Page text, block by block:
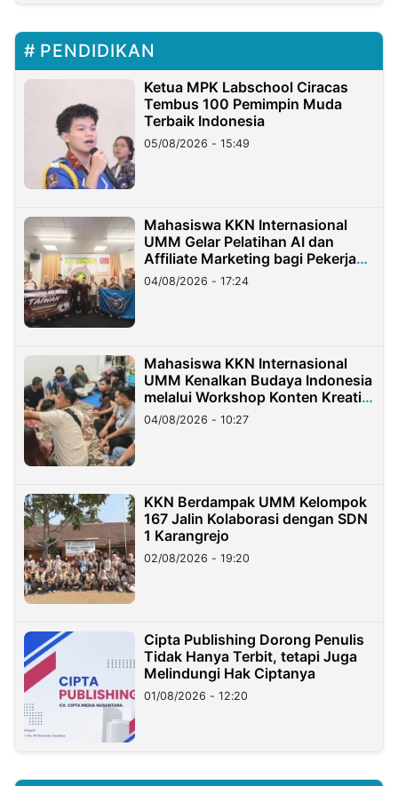
PENDIDIKAN
Ketua MPK Labschool Ciracas
Tembus 100 Pemimpin Muda
Terbaik Indonesia
05/08/2026 - 15:49
Mahasiswa KKN Internasional
UMM Gelar Pelatihan AI dan
Affiliate Marketing bagi Pekerja
Migran Indonesia di Taiwan
04/08/2026 - 17:24
Mahasiswa KKN Internasional
UMM Kenalkan Budaya Indonesia
melalui Workshop Konten Kreatif
di Taiwan
04/08/2026 - 10:27
KKN Berdampak UMM Kelompok
167 Jalin Kolaborasi dengan SDN
1 Karangrejo
02/08/2026 - 19:20
Cipta Publishing Dorong Penulis
Tidak Hanya Terbit, tetapi Juga
Melindungi Hak Ciptanya
01/08/2026 - 12:20